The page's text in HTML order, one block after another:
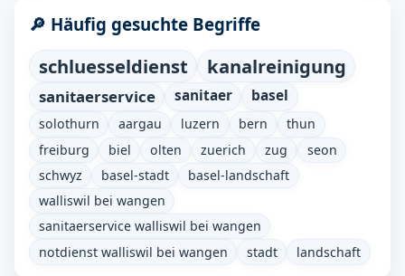
🔎 Häufig gesuchte Begriffe
schluesseldienst kanalreinigung
sanitaerservice sanitaer basel
solothurn aargau luzern bern
thun
freiburg
biel olten zuerich zug
seon
schwyz
basel-stadt
basel-landschaft
walliswil bei wangen
sanitaerservice walliswil bei wangen
notdienst walliswil bei wangen
stadt landschaft